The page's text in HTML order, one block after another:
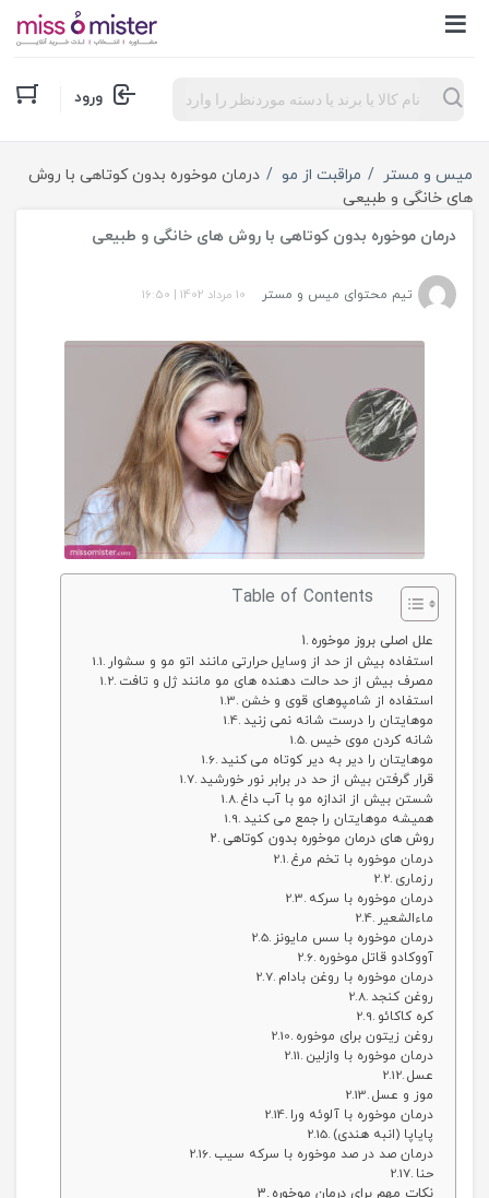
Products
search ورود
میس و مستر مراقبت از مو
درمان موخوره بدون کوتاهی با روش
های خانگی و طبیعی
درمان موخوره بدون کوتاهی با روش های خانگی و طبیعی
تیم محتوای میس و مستر 10 مرداد 1402 |
16:50
Table of Contents
علل اصلی بروز موخوره
استفاده بیش از حد از وسایل حرارتی مانند اتو مو و سشوار
مصرف بیش از حد حالت دهنده های مو مانند ژل و تافت
استفاده از شامپوهای قوی و خشن
موهایتان را درست شانه نمی زنید
شانه کردن موی خیس
موهایتان را دیر به دیر کوتاه می کنید
قرار گرفتن بیش از حد در برابر نور خورشید
شستن بیش از اندازه مو با آب داغ
همیشه موهایتان را جمع می کنید
روش های درمان موخوره بدون کوتاهی
درمان موخوره با تخم مرغ
رزماری
درمان موخوره با سرکه
ماءالشعیر
درمان موخوره با سس مایونز
آووکادو قاتل موخوره
درمان موخوره با روغن بادام
روغن کنجد
کره کاکائو
روغن زیتون برای موخوره
درمان موخوره با وازلین
عسل
موز و عسل
درمان موخوره با آلوئه ورا
پایاپا (انبه هندی)
درمان صد در صد موخوره با سرکه سیب
حنا
نکات مهم برای درمان موخوره